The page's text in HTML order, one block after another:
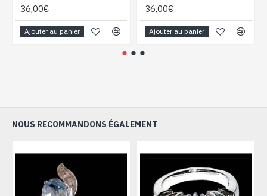
36,00€
Ajouter au panier
36,00€
Ajouter au panier
NOUS RECOMMANDONS ÉGALEMENT